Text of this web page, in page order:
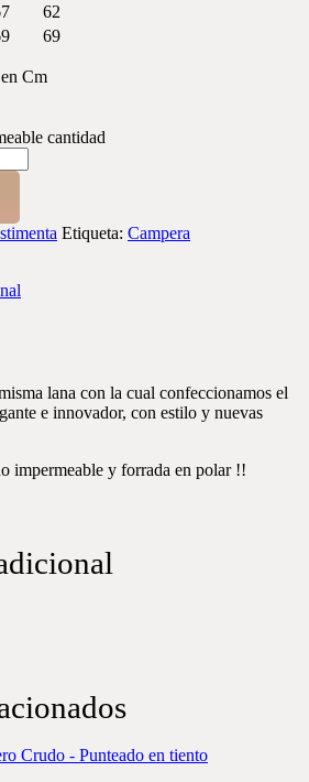
62
69
Cm
cantidad
Etiqueta: Campera
lana con la cual confeccionamos el
e innovador, con estilo y nuevas
impermeable y forrada en polar !!